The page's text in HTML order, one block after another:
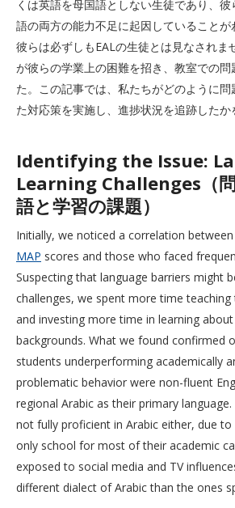
くは英語を母国語としない生徒であり、
語の両方の能力不足に起因していることが
彼らは必ずしもEALの生徒とは見なされま
が彼らの学業上の困難を招き、教室での問
た。この記事では、私たちがどのように
た対応策を実施し、進捗状況を追跡したか
Identifying the Issue:
Learning Challenges（
語と学習の課題）
Initially, we noticed a correlation
MAP scores and those who faced
Suspecting that language barriers might
challenges, we spent more time
and investing more time in learning about
backgrounds. What we found confirmed
students underperforming academically
problematic behavior were non-fluent
regional Arabic as their primary
not fully proficient in Arabic either, due to
only school for most of their academic
exposed to social media and TV
different dialect of Arabic than the ones